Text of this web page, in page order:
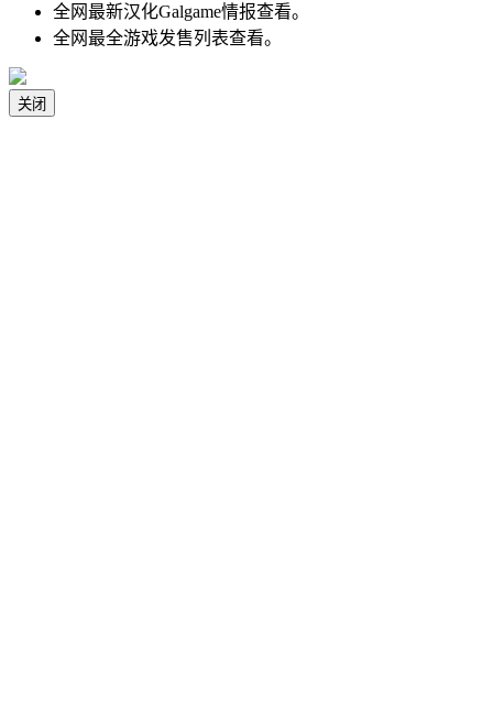
全网最新汉化Galgame情报查看。
全网最全游戏发售列表查看。
关闭